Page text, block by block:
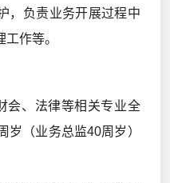
，负责业务开展过程中
作等。
会、法律等相关专业全
岁（业务总监40周岁）